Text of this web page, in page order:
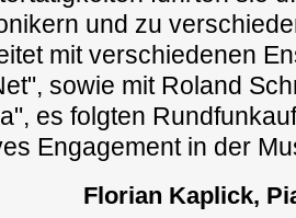
und zu
mit verschiedenen
sowie mit Roland
es folgten
Engagement in der
Florian Kaplick,